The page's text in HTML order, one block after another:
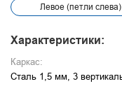
Левое (петли слева)
Характеристики:
Каркас:
Сталь 1,5 мм, 3